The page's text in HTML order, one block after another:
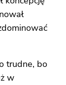
trudne, bo
w